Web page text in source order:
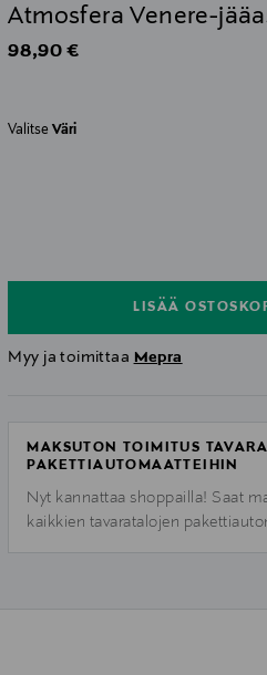
Atmosfera Venere-
Original Price
98,90 €
ValitseVäri
LISÄÄ
Myy ja toimittaa Mepra
MAKSUTON TOIMITUS
PAKETTIAUTOMAATTEIHIN
Nyt kannattaa shoppailla! Saat
kaikkien tavaratalojen